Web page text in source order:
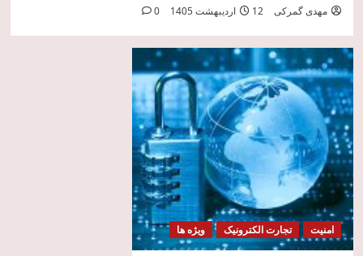
مهدی گمرکی 12 اردیبهشت 1405 0
امنیت تجارت الکترونیک ویژه ها